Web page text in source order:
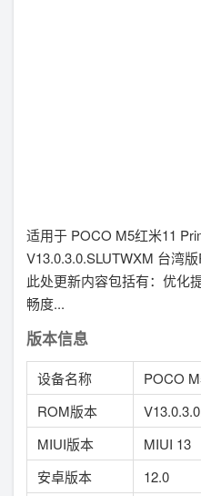
适用于 POCO M5红米11
V13.0.3.0.SLUTWXM 台湾
此处更新内容包括有：优化
畅度...
版本信息
设备名称
POCO
ROM版本
MIUI版本
MIUI 13
安卓版本
12.0